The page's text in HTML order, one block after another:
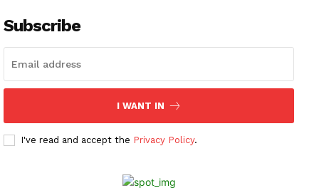
Subscribe
I WANT IN
I've read and accept the Privacy Policy.